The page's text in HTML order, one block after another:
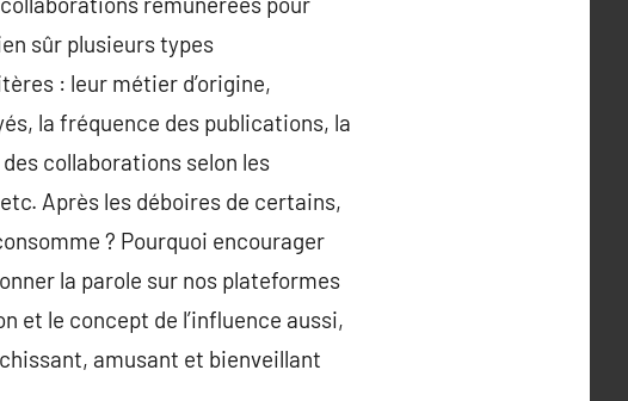
sûr plusieurs types
: leur métier d’origine,
la fréquence des publications, la
collaborations selon les
Après les déboires de certains,
? Pourquoi encourager
la parole sur nos plateformes
et le concept de l’influence aussi,
amusant et bienveillant